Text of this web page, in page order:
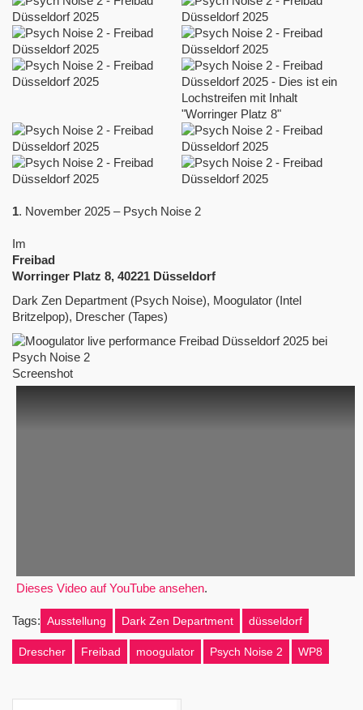
1. November 2025 – Psych Noise 2
Im
Freibad
Worringer Platz 8, 40221 Düsseldorf
Dark Zen Department (Psych Noise), Moogulator (Intel
Britzelpop), Drescher (Tapes)
Screenshot
Dieses Video auf YouTube ansehen.
Tags: Ausstellung Dark Zen Department düsseldorf
Drescher Freibad moogulator Psych Noise 2 WP8